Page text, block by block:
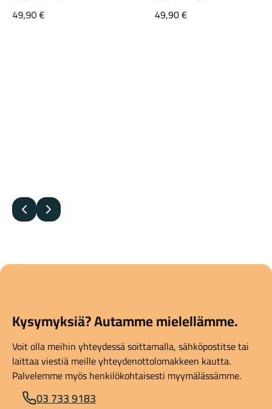
49,90€
49,90€
Edellinen
Seuraava
Kysymyksiä? Autamme mielellämme.
Voit olla meihin yhteydessä soittamalla, sähköpostitse tai
laittaa viestiä meille yhteydenottolomakkeen kautta.
Palvelemme myös henkilökohtaisesti myymälässämme.
03 733 9183